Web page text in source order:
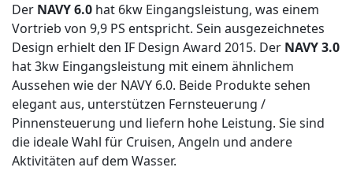
Der NAVY 6.0 hat 6kw Eingangsleistung, was einem
Vortrieb von 9,9 PS entspricht. Sein ausgezeichnetes
Design erhielt den IF Design Award 2015. Der NAVY 3.0
hat 3kw Eingangsleistung mit einem ähnlichem
Aussehen wie der NAVY 6.0. Beide Produkte sehen
elegant aus, unterstützen Fernsteuerung /
Pinnensteuerung und liefern hohe Leistung. Sie sind
die ideale Wahl für Cruisen, Angeln und andere
Aktivitäten auf dem Wasser.